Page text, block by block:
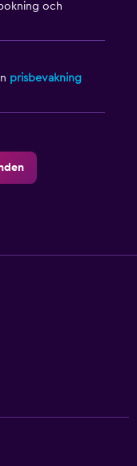
och
prisbevakning